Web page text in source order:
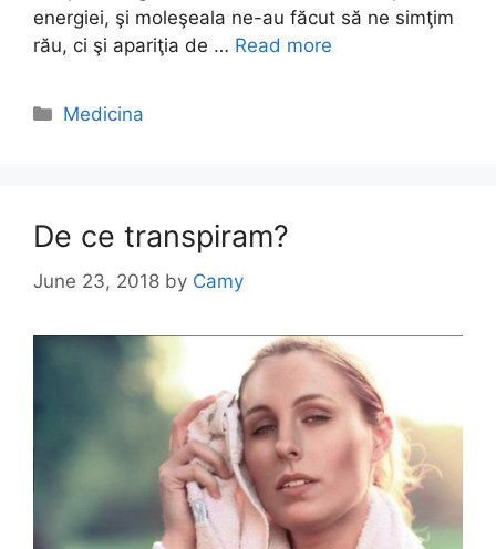
energiei, şi moleşeala ne-au făcut să ne simţim
rău, ci şi apariţia de … Read more
Categories
Medicina
De ce transpiram?
June 23, 2018 by Camy